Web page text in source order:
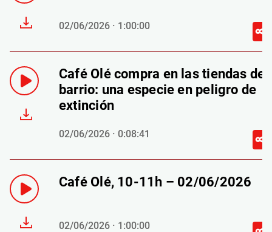
02/06/2026 · 1:00:00
Café Olé compra en las tiendas de
barrio: una especie en peligro de
extinción
02/06/2026 · 0:08:41
Café Olé, 10-11h – 02/06/2026
02/06/2026 · 1:00:00